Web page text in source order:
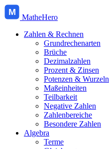
M
MatheHero
Zahlen & Rechnen
Grundrechenarten
Brüche
Dezimalzahlen
Prozent & Zinsen
Potenzen & Wurzeln
Maßeinheiten
Teilbarkeit
Negative Zahlen
Zahlenbereiche
Besondere Zahlen
Algebra
Terme